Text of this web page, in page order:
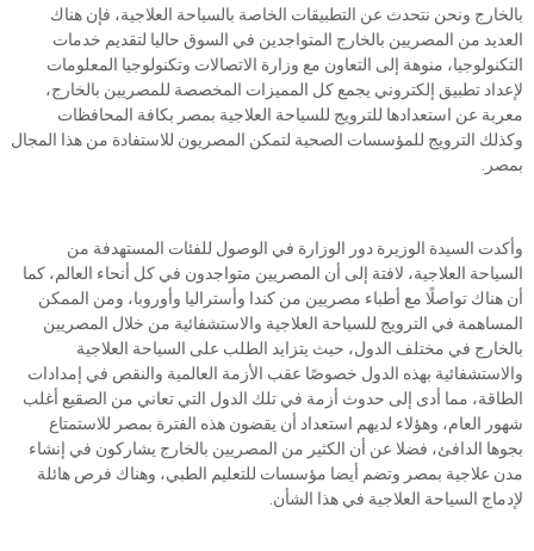
بالخارج ونحن نتحدث عن التطبيقات الخاصة بالسياحة العلاجية، فإن هناك
العديد من المصريين بالخارج المتواجدين في السوق حاليا لتقديم خدمات
التكنولوجيا، منوهة إلى التعاون مع وزارة الاتصالات وتكنولوجيا المعلومات
لإعداد تطبيق إلكتروني يجمع كل المميزات المخصصة للمصريين بالخارج،
معربة عن استعدادها للترويج للسياحة العلاجية بمصر بكافة المحافظات
وكذلك الترويج للمؤسسات الصحية لتمكن المصريون للاستفادة من هذا المجال
بمصر.
وأكدت السيدة الوزيرة دور الوزارة في الوصول للفئات المستهدفة من
السياحة العلاجية، لافتة إلى أن المصريين متواجدون في كل أنحاء العالم، كما
أن هناك تواصلًا مع أطباء مصريين من كندا وأستراليا وأوروبا، ومن الممكن
المساهمة في الترويج للسياحة العلاجية والاستشفائية من خلال المصريين
بالخارج في مختلف الدول، حيث يتزايد الطلب على السياحة العلاجية
والاستشفائية بهذه الدول خصوصًا عقب الأزمة العالمية والنقص في إمدادات
الطاقة، مما أدى إلى حدوث أزمة في تلك الدول التي تعاني من الصقيع أغلب
شهور العام، وهؤلاء لديهم استعداد أن يقضون هذه الفترة بمصر للاستمتاع
بجوها الدافئ، فضلا عن أن الكثير من المصريين بالخارج يشاركون في إنشاء
مدن علاجية بمصر وتضم أيضا مؤسسات للتعليم الطبي، وهناك فرص هائلة
لإدماج السياحة العلاجية في هذا الشأن.